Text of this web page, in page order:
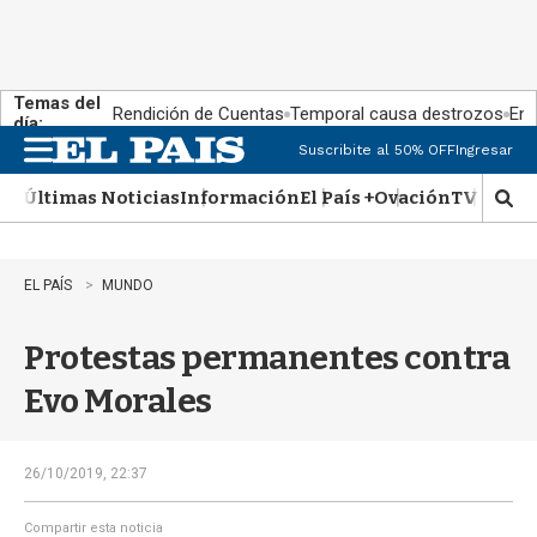
Temas del
día:
Rendición de Cuentas Temporal causa destrozos En
n
u
Suscribite al 50% OFFIngresar
Últimas NoticiasInformaciónEl País +OvaciónTV Show
M
o
r
b
e
EL PAÍS MUNDO
Protestas permanentes contra
Evo Morales
26/10/2019, 22:37
Compartir esta noticia